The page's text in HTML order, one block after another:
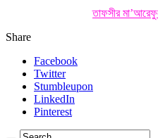
তাফসীর
Share
Facebook
Twitter
Stumbleupon
LinkedIn
Pinterest